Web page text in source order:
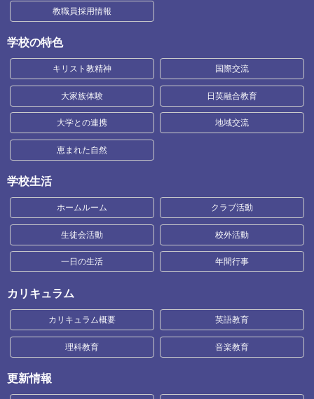
教職員採用情報
学校の特色
キリスト教精神 国際交流
大家族体験 日英融合教育
大学との連携 地域交流
恵まれた自然
学校生活
ホームルーム クラブ活動
生徒会活動 校外活動
一日の生活 年間行事
カリキュラム
カリキュラム概要 英語教育
理科教育 音楽教育
更新情報